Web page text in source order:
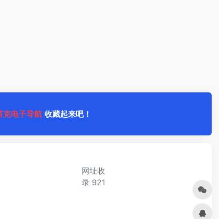
克电子导航 收藏起来吧！
网址收
录 921